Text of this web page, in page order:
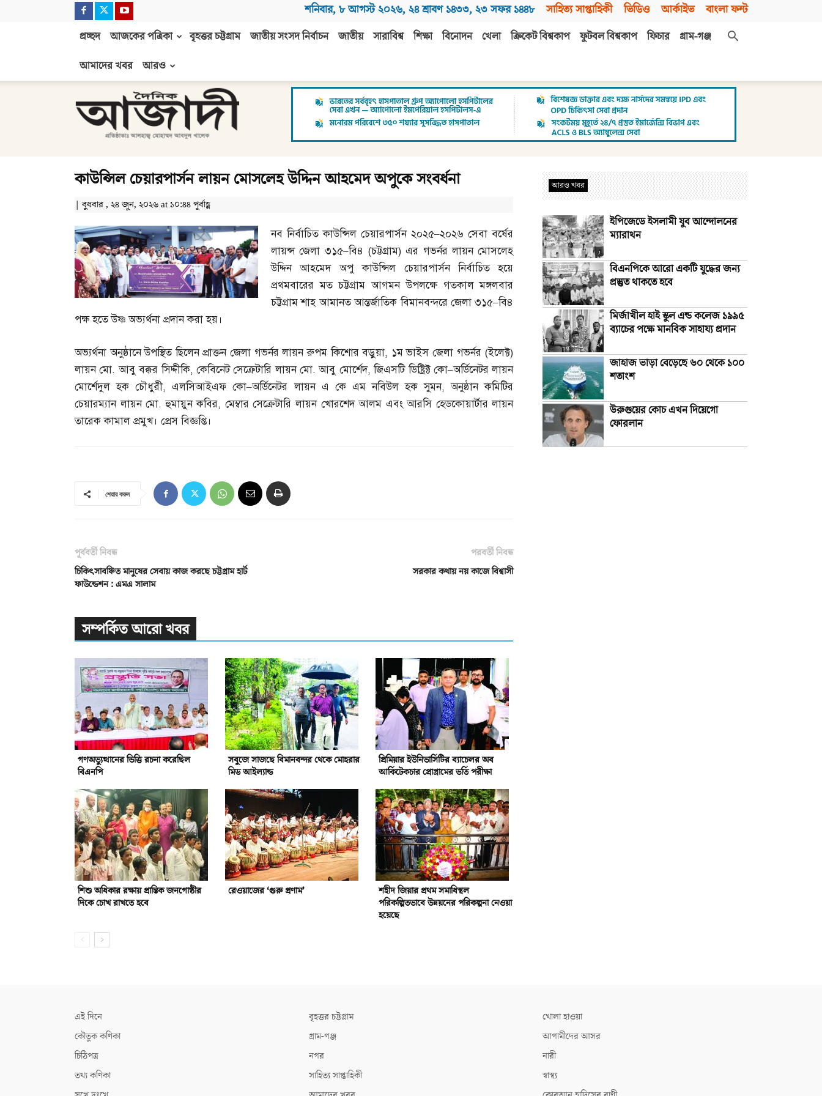
শনিবার, ৮ আগস্ট ২০২৬, ২৪ শ্রাবণ ১৪৩৩, ২৩ সফর ১৪৪৮ সাহিত্য সাপ্তাহিকী ভিডিও আর্কাইভ বাংলা ফন্ট
প্রচ্ছদ আজকের পত্রিকা বৃহত্তর চট্টগ্রাম জাতীয় সংসদ নির্বাচন জাতীয় সারাবিশ্ব শিক্ষা বিনোদন খেলা ক্রিকেট বিশ্বকাপ ফুটবল বিশ্বকাপ ফিচার
গ্রাম-গঞ্জ
আমাদের খবর
আরও
আজাদী
কাউন্সিল চেয়ারপার্সন লায়ন মোসলেহ উদ্দিন আহমেদ অপুকে সংবর্ধনা
| বুধবার , ২৪ জুন, ২০২৬ at ১০:৪৪ পূর্বাহ্ণ
নব নির্বাচিত কাউন্সিল চেয়ারপার্সন ২০২৫–২০২৬ সেবা বর্ষের
লায়ন্স জেলা ৩১৫–বি৪ (চট্টগ্রাম)এর গভর্নর লায়ন মোসলেহ
উদ্দিন আহমেদ অপু কাউন্সিল চেয়ারপার্সন নির্বাচিত হয়ে
প্রথমবারের মত চট্টগ্রাম আগমন উপলক্ষে গতকাল মঙ্গলবার
চট্টগ্রাম শাহ আমানত আন্তর্জাতিক বিমানবন্দরে জেলা ৩১৫–বি৪
পক্ষ হতে উষ্ণ অভ্যর্থনা প্রদান করা হয়।
অভ্যর্থনা অনুষ্ঠানে উপস্থিত ছিলেন প্রাক্তন জেলা গভর্নর লায়ন রুপম কিশোর বড়ুয়া, ১ম ভাইস জেলা গভর্নর (ইলেক্ট)
লায়ন মো.আবু বক্কর সিদ্দীকি, কেবিনেট সেক্রেটারি লায়ন মো.আবু মোর্শেদ,জিএসটি ডিষ্ট্রিক্ট কো–অর্ডিনেটর লায়ন
মোর্শেদুল হক চৌধুরী,এলসিআইএফ কো–অর্ডিনেটর লায়ন এ কে এম নবিউল হক সুমন,অনুষ্ঠান কমিটির
চেয়ারম্যান লায়ন মো.হুমায়ুন কবির, মেম্বার সেক্রেটারি লায়ন খোরশেদ আলম এবং আরসি হেডকোয়ার্টার লায়ন
তারেক কামাল প্রমুখ। প্রেস বিজ্ঞপ্তি।
শেয়ার করুন
পূর্ববর্তী নিবন্ধ
চিকিৎসাবঞ্চিত মানুষের সেবায় কাজ করছে চট্টগ্রাম হার্ট
ফাউন্ডেশন : এমএ সালাম
পরবর্তী নিবন্ধ
সরকার কথায় নয় কাজে বিশ্বাসী
সম্পর্কিত আরো খবর
গণঅভ্যুত্থানের ভিত্তি রচনা করেছিল
বিএনপি
সবুজে সাজছে বিমানবন্দর থেকে মোহরার
মিড আইল্যান্ড
প্রিমিয়ার ইউনিভার্সিটির ব্যাচেলর অব
আর্কিটেকচার প্রোগ্রামের ভর্তি পরীক্ষা
শিশু অধিকার রক্ষায় প্রান্তিক জনগোষ্ঠীর
দিকে চোখ রাখতে হবে
রেওয়াজের ‘গুরু প্রণাম’
শহীদ জিয়ার প্রথম সমাধিস্থল
পরিকল্পিতভাবে উন্নয়নের পরিকল্পনা নেওয়া
হয়েছে
আরও খবর
ইপিজেডে ইসলামী যুব আন্দোলনের
ম্যারাথন
বিএনপিকে আরো একটি যুদ্ধের জন্য
প্রস্তুত থাকতে হবে
মির্জাখীল হাই স্কুল এন্ড কলেজ ১৯৯৫
ব্যাচের পক্ষে মানবিক সাহায্য প্রদান
জাহাজ ভাড়া বেড়েছে ৬০ থেকে ১০০
শতাংশ
উরুগুয়ের কোচ এখন দিয়েগো
ফোরলান
এই দিনে
কৌতুক কণিকা
চিঠিপত্র
তথ্য কণিকা
বৃহত্তর চট্টগ্রাম
গ্রাম-গঞ্জ
নগর
সাহিত্য সাপ্তাহিকী
খোলা হাওয়া
আগামীদের আসর
নারী
স্বাস্থ্য